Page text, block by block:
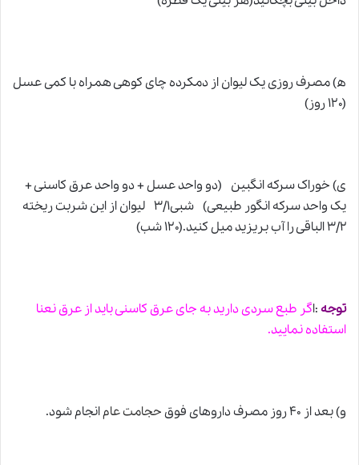
ه) مصرف روزی یک لیوان از دمکرده چای کوهی همراه با کمی عسل
(۱۲۰ روز)
ی) خوراک سرکه انگبین (دو واحد عسل + دو واحد عرق کاسنی +
یک واحد سرکه انگور طبیعی) شبی۳/۱ لیوان از این شربت ریخته
۳/۲ الباقی را آب بریزید میل کنید.(۱۲۰ شب)
توجه:اگر طبع سردی دارید به جای عرق کاسنی باید از عرق نعنا
استفاده نمایید.
و) بعد از ۴۰ روز مصرف داروهای فوق حجامت عامانجام شود.